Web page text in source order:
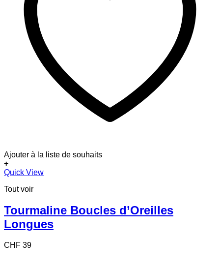
Ajouter à la liste de souhaits
+
Quick View
Tout voir
Tourmaline Boucles d’Oreilles
Longues
CHF 39